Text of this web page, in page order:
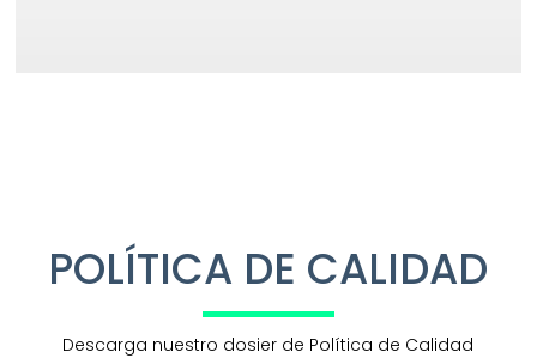
POLÍTICA DE CALIDAD
Descarga nuestro dosier de Política de Calidad